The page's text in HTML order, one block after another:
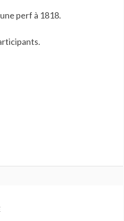
perf à 1818.
SUR